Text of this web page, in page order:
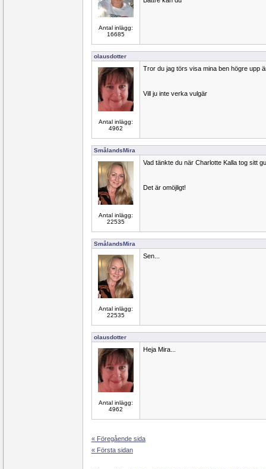
Antal inlägg:
16685
olausdotter
Antal inlägg:
4962
Tror du jag törs visa mina ben högre upp
Vill ju inte verka vulgär
SmålandsMira
Antal inlägg:
22535
Vad tänkte du när Charlotte Kalla tog sitt
Det är omöjligt!
SmålandsMira
Antal inlägg:
22535
Sen...
olausdotter
Antal inlägg:
4962
Heja Mira...
« Föregående sida
« Första sidan